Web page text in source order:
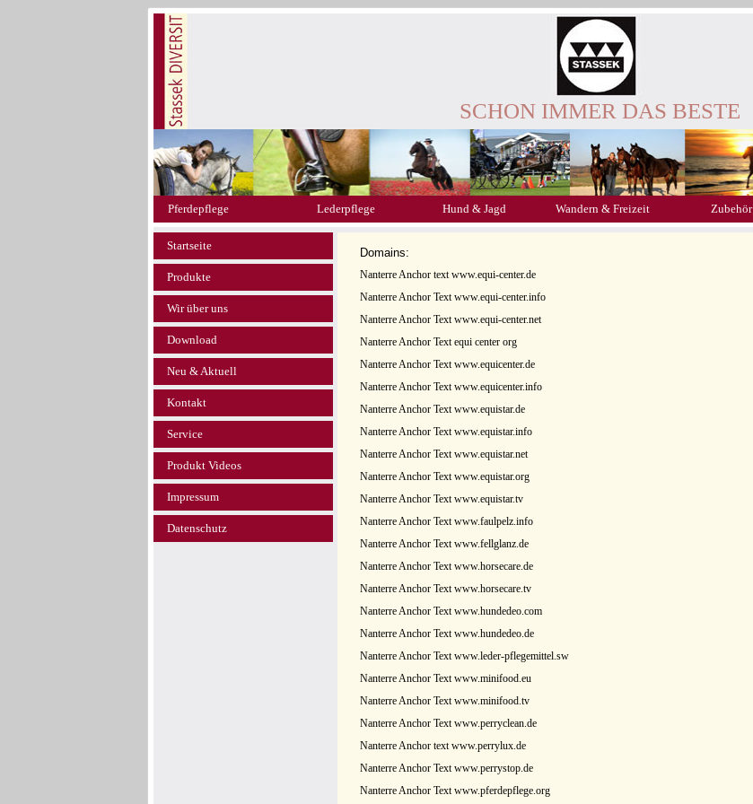
SCHON IMMER DAS BESTE
Pferdepflege Lederpflege Hund & Jagd Wandern & Freizeit Zubehör
Startseite
Produkte
Wir über uns
Download
Neu & Aktuell
Kontakt
Service
Produkt Videos
Impressum
Datenschutz
Domains:
Nanterre Anchor text www.equi-center.de
Nanterre Anchor Text www.equi-center.info
Nanterre Anchor Text www.equi-center.net
Nanterre Anchor Text equi center org
Nanterre Anchor Text www.equicenter.de
Nanterre Anchor Text www.equicenter.info
Nanterre Anchor Text www.equistar.de
Nanterre Anchor Text www.equistar.info
Nanterre Anchor Text www.equistar.net
Nanterre Anchor Text www.equistar.org
Nanterre Anchor Text www.equistar.tv
Nanterre Anchor Text www.faulpelz.info
Nanterre Anchor Text www.fellglanz.de
Nanterre Anchor Text www.horsecare.de
Nanterre Anchor Text www.horsecare.tv
Nanterre Anchor Text www.hundedeo.com
Nanterre Anchor Text www.hundedeo.de
Nanterre Anchor Text www.leder-pflegemittel.sw
Nanterre Anchor Text www.minifood.eu
Nanterre Anchor Text www.minifood.tv
Nanterre Anchor Text www.perryclean.de
Nanterre Anchor text www.perrylux.de
Nanterre Anchor Text www.perrystop.de
Nanterre Anchor Text www.pferdepflege.org